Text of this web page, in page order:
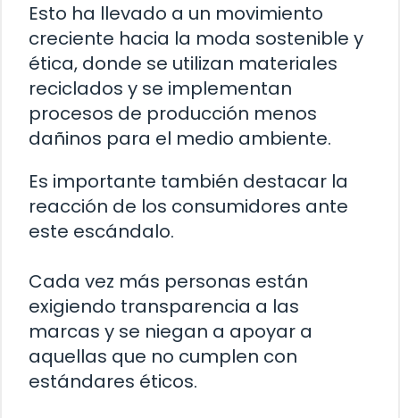
Esto ha llevado a un movimiento
creciente hacia la moda sostenible y
ética, donde se utilizan materiales
reciclados y se implementan
procesos de producción menos
dañinos para el medio ambiente.
Es importante también destacar la
reacción de los consumidores ante
este escándalo.
Cada vez más personas están
exigiendo transparencia a las
marcas y se niegan a apoyar a
aquellas que no cumplen con
estándares éticos.